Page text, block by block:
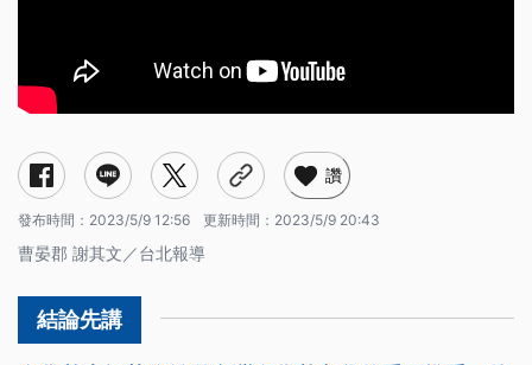
讚
發布時間： 2023/5/9 12:56 更新時間： 2023/5/9 20:43
曹晏郡 謝其文／台北報導